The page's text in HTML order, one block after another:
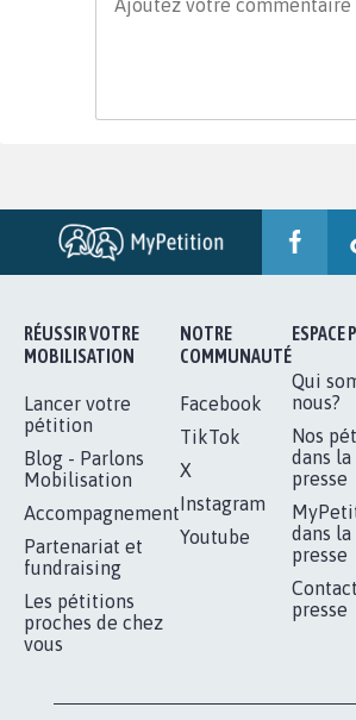
RÉUSSIR VOTRE
MOBILISATION
Lancer votre
pétition
Blog - Parlons
Mobilisation
Accompagnement
Partenariat et
fundraising
Les pétitions
proches de chez
vous
NOTRE
COMMUNAUTÉ
Facebook
TikTok
X
Instagram
Youtube
ESPACE
Qui
nous?
Nos
dans la
presse
dans la
presse
Contact
presse